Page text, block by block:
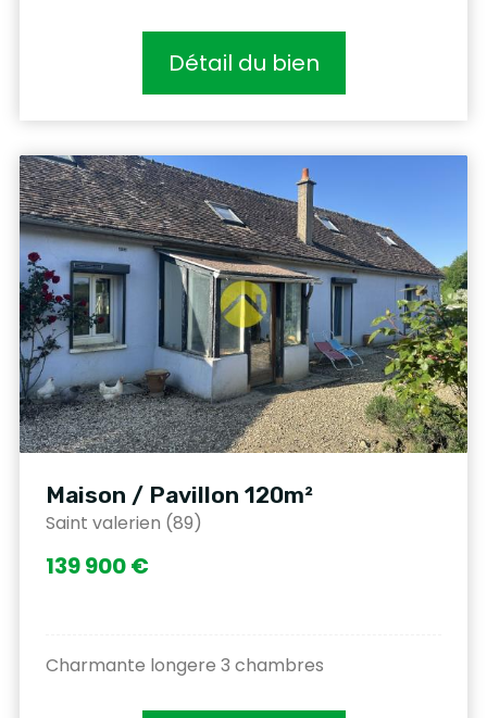
Détail du bien
Maison / Pavillon 120m²
Saint valerien (89)
139 900 €
Charmante longere 3 chambres